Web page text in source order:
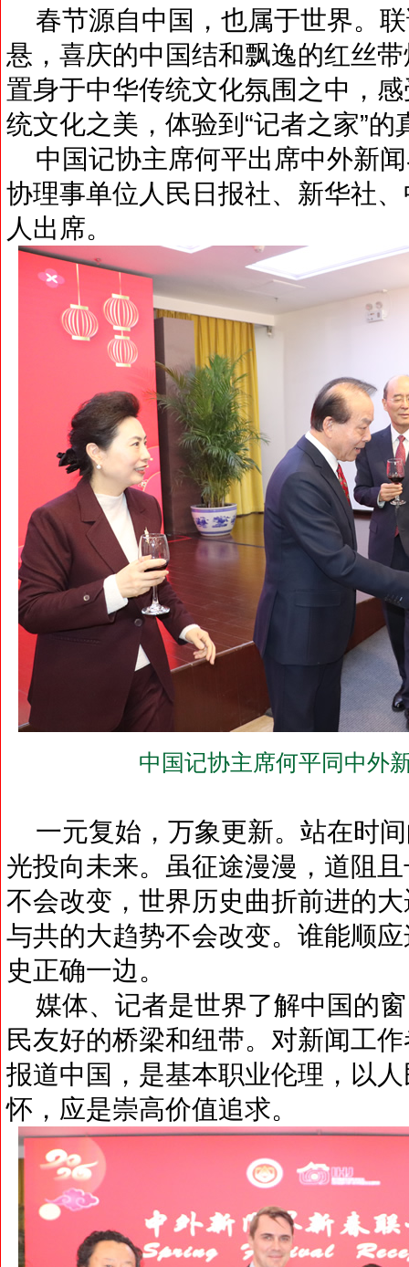
春节源自中国，也属于世界。
悬，喜庆的中国结和飘逸的红丝
置身于中华传统文化氛围之中，
统文化之美，体验到“记者之家”
中国记协主席何平出席中外新
协理事单位人民日报社、新华社
人出席。
中国记协主席何平同中外
一元复始，万象更新。站在时
光投向未来。虽征途漫漫，道阻
不会改变，世界历史曲折前进的
与共的大趋势不会改变。谁能顺
史正确一边。
媒体、记者是世界了解中国的
民友好的桥梁和纽带。对新闻工
报道中国，是基本职业伦理，以
怀，应是崇高价值追求。